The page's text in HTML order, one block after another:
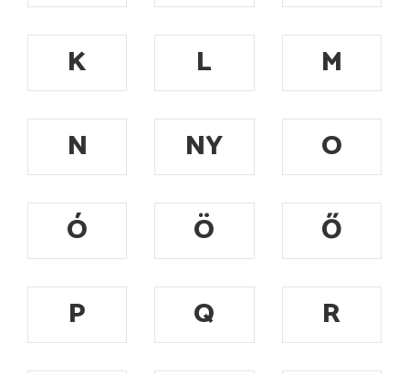
K
L
M
N
NY
O
Ó
Ö
Ő
P
Q
R